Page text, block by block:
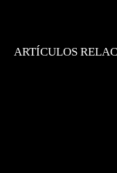
ARTÍCULOS